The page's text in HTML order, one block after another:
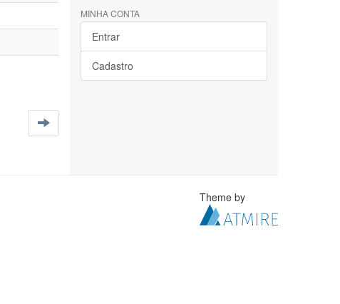
MINHA CONTA
Entrar
Cadastro
Theme by